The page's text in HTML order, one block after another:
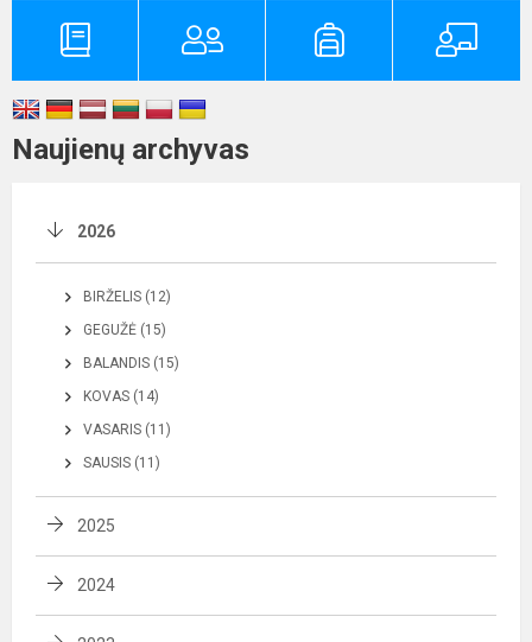
Naujienų archyvas
2026
BIRŽELIS (12)
GEGUŽĖ (15)
BALANDIS (15)
KOVAS (14)
VASARIS (11)
SAUSIS (11)
2025
2024